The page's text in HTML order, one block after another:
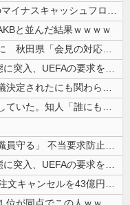
Google、Geminiが大赤字、「史上初のマイナスキャッシュフロー...
と並んだ結果ｗｗｗｗ
職員がバスローブ姿でオンライン会見に 秋田県「会見の対応に問題があった...
FIFAとUEFAの争いが凄まじい泥沼状態に突入、UEFAの要求を呑ん...
【偏向】フジテレビ、消費税減税が閣議決定されたにも関わらず、消費税減税...
中居正広（無職）、熊本に多額の寄付していた。知人「誰にも知られなくても...
【速報】福岡県知事「議員の圧力から職員守る」 不当要求防止の条例策定へ
FIFAとUEFAの争いが凄まじい泥沼状態に突入、UEFAの要求を呑ん...
【画像】32歳美人さん、漫画グッズの注文キャンセルを43億円分繰り返し...